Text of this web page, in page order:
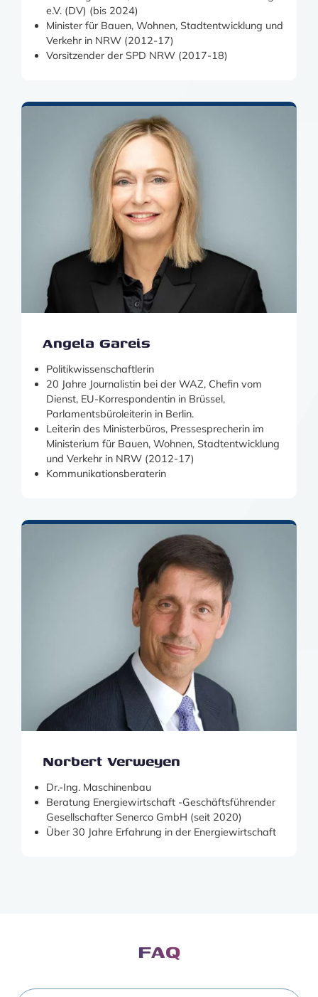
e.V. (DV) (bis 2024)
Minister für Bauen, Wohnen, Stadtentwicklung und
Verkehr in NRW (2012-17)
Vorsitzender der SPD NRW (2017-18)
Angela Gareis
Politikwissenschaftlerin
20 Jahre Journalistin bei der WAZ, Chefin vom
Dienst, EU-Korrespondentin in Brüssel,
Parlamentsbüroleiterin in Berlin.
Leiterin des Ministerbüros, Pressesprecherin im
Ministerium für Bauen, Wohnen, Stadtentwicklung
und Verkehr in NRW (2012-17)
Kommunikationsberaterin
Norbert Verweyen
Dr.-Ing. Maschinenbau
Beratung Energiewirtschaft -Geschäftsführender
Gesellschafter Senerco GmbH (seit 2020)
Über 30 Jahre Erfahrung in der Energiewirtschaft
FAQ